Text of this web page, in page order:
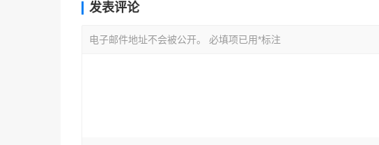
发表评论
电子邮件地址不会被公开。 必填项已用*标注